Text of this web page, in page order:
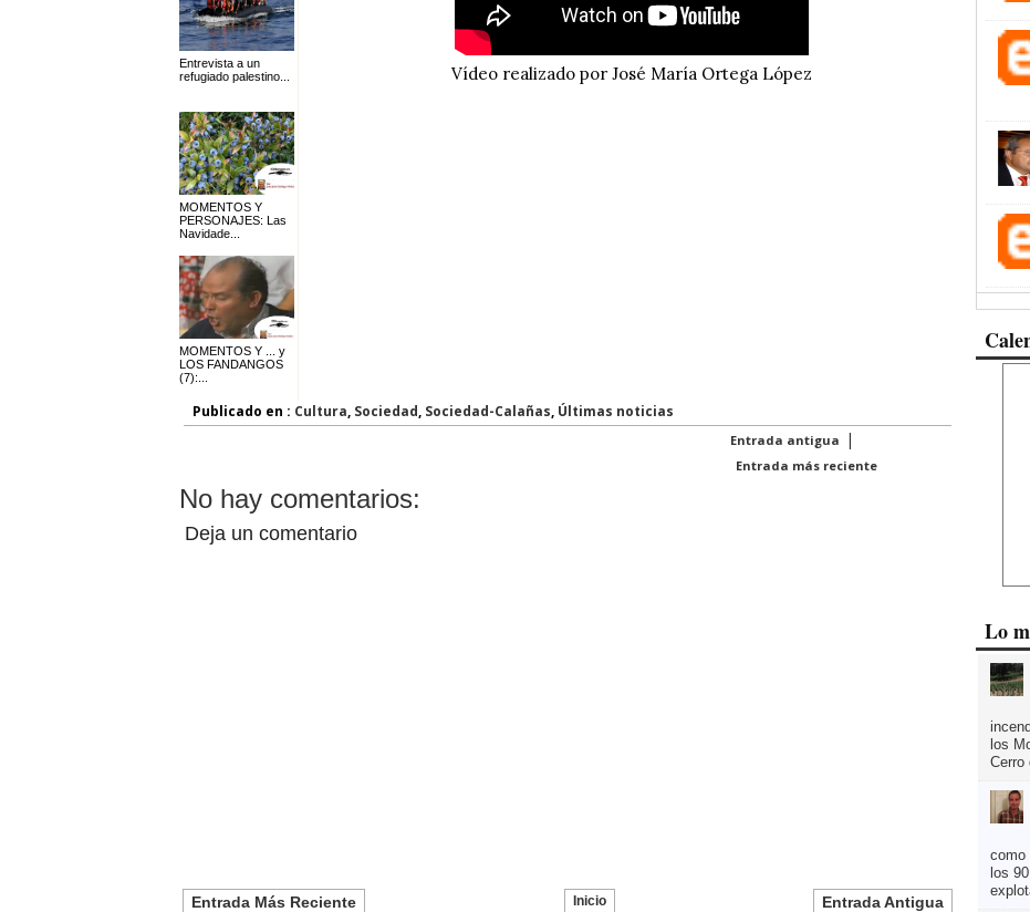
Entrevista a un
refugiado palestino...
MOMENTOS Y
PERSONAJES: Las
Navidade...
MOMENTOS Y ... y
LOS FANDANGOS
(7):...
Vídeo realizado por José María Ortega López
Publicado en : Cultura, Sociedad, Sociedad-Calañas, Últimas noticias
Entrada antigua |
Entrada más reciente
No hay comentarios:
Deja un comentario
Entrada Más Reciente Entrada Antigua
Inicio
Lo
los
Cerro
como
los